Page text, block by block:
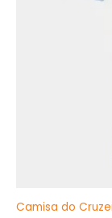
Camisa do